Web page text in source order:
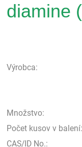
diamine
Výrobca:
Množstvo:
Počet kusov v balení:
CAS/ID No.: